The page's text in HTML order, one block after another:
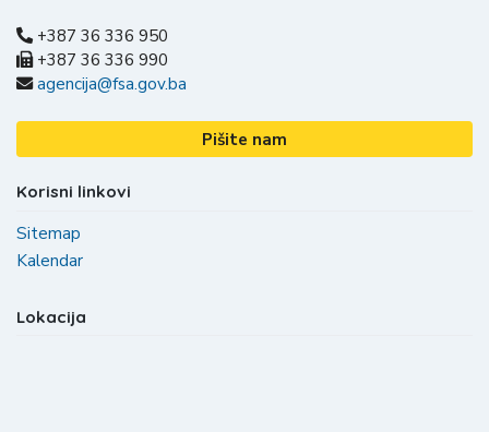
+387 36 336 950
+387 36 336 990
agencija@fsa.gov.ba
Pišite nam
Korisni linkovi
Sitemap
Kalendar
Lokacija